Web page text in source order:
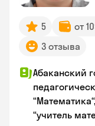
5 от
3 отзыва
Абаканский
“учитель